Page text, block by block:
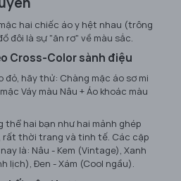
hai chiếc áo y hệt nhau (trông
đôi là sự "ăn rơ" về màu sắc.
Cross-Color sành điệu
đỏ, hãy thử: Chàng mặc áo sơ mi
Váy màu Nâu + Áo khoác màu
thể hai bạn như hai mảnh ghép
rất thời trang và tinh tế. Các cặp
là: Nâu - Kem (Vintage), Xanh
lịch), Đen - Xám (Cool ngầu).